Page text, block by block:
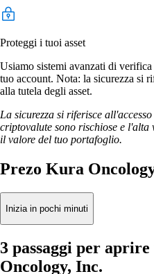
Proteggi i tuoi asset
Usiamo sistemi avanzati di
tuo account. Nota: la sicurezza si
alla tutela degli asset.
La sicurezza si riferisce
criptovalute sono rischiose e
il valore del tuo portafoglio.
Prezo Kura
Inizia in pochi minuti
3 passaggi per
Oncology, Inc.